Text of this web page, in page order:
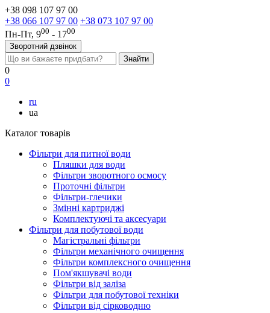
+38 098 107 97 00
+38 066 107 97 00 +38 073 107 97 00
Пн-Пт, 900 - 1700
Зворотний дзвінок
0
0
ru
ua
Каталог товарів
Фільтри для питної води
Пляшки для води
Фільтри зворотного осмосу
Проточні фільтри
Фільтри-глечики
Змінні картриджі
Комплектуючі та аксесуари
Фільтри для побутової води
Магістральні фільтри
Фільтри механічного очищення
Фільтри комплексного очищення
Пом'якшувачі води
Фільтри від заліза
Фільтри для побутової техніки
Фільтри від сірководню